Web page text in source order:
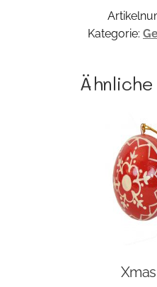
Kategorie: